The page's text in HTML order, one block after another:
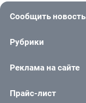
Сообщить новость
Рубрики
Реклама на сайте
Прайс-лист